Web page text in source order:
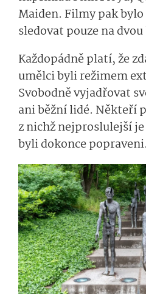
Maiden. Filmy pak
sledovat pouze na
Každopádně platí, že
umělci byli režimem
Svobodně vyjadřovat
ani běžní lidé. Někteří
z nichž nejproslulejší
byli dokonce popraveni.